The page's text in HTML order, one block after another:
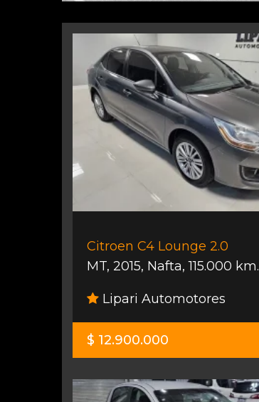
Citroen C4 Lounge 2.0
MT, 2015, Nafta,115.000 km.
Lipari Automotores
$ 12.900.000